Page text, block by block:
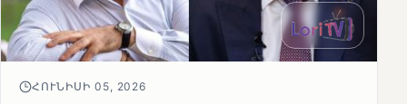
ՀՈՒՆԻՍԻ 05, 2026